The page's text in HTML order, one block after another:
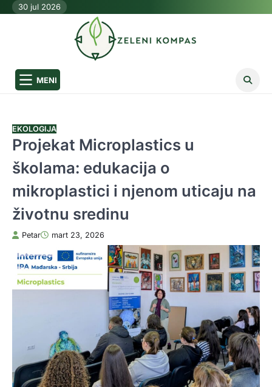
Skip30 jul 2026
MENI
EKOLOGIJA
Projekat Microplastics u
školama: edukacija o
mikroplastici i njenom uticaju na
životnu sredinu
Petar mart 23, 2026